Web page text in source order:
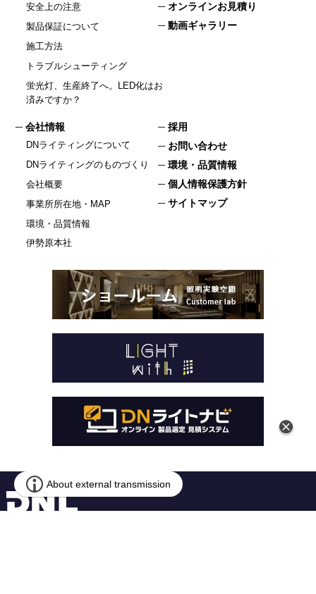
安全上の注意
製品保証について
施工方法
トラブルシューティング
蛍光灯、生産終了へ。LED化はお
済みですか？
オンラインお見積り
動画ギャラリー
会社情報
DNライティングについて
DNライティングのものづくり
会社概要
事業所所在地・MAP
環境・品質情報
伊勢原本社
採用
お問い合わせ
環境・品質情報
個人情報保護方針
サイトマップ